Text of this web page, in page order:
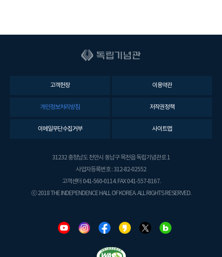
고객헌장 이용약관
개인정보처리방침 저작권정책
이메일무단수집거부 사이트맵
31232 충청남도 천안시 동남구 목천읍 독립기념관로 1
사업자등록번호 : 312-82-02552
고객센터 041-560-0114. FAX 041-557-8167.
ⓒ 2018 THE INDEPENDENCE HALL OF KOREA. ALL RIGHTS RESERVED.